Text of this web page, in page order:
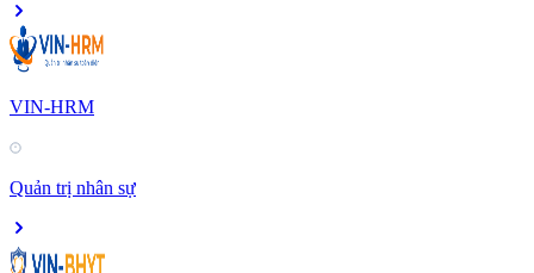
VIN-HRM
Quản trị nhân sự